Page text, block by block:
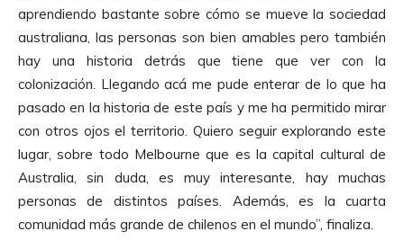
aprendiendo bastante sobre cómo se mueve la sociedad
australiana, las personas son bien amables pero también
hay una historia detrás que tiene que ver con la
colonización. Llegando acá me pude enterar de lo que ha
pasado en la historia de este país y me ha permitido mirar
con otros ojos el territorio. Quiero seguir explorando este
lugar, sobre todo Melbourne que es la capital cultural de
Australia, sin duda, es muy interesante, hay muchas
personas de distintos países. Además, es la cuarta
comunidad más grande de chilenos en el mundo”, finaliza.